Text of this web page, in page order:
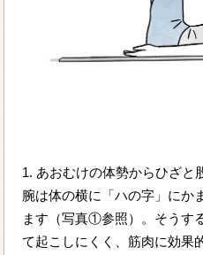
1. あおむけの体勢からひざと
腕は体の横に「ハの字」にか
ます（写真①参照）。そうす
て起こしにくく、筋肉に効果